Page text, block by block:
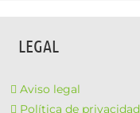
LEGAL
Aviso legal
Política de privacidad